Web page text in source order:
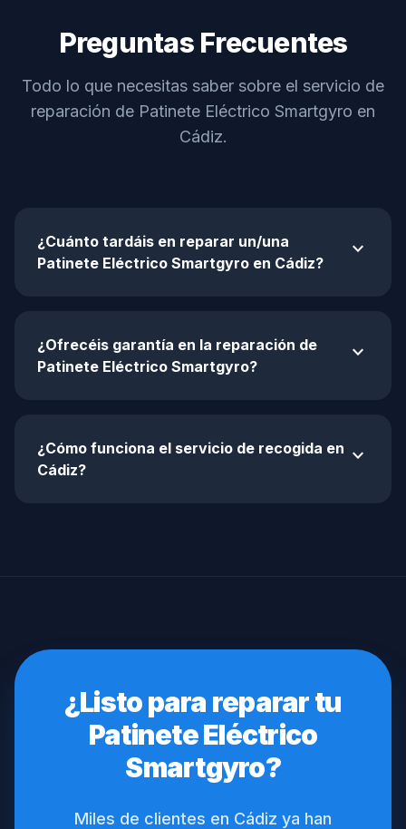
Preguntas Frecuentes
Todo lo que necesitas saber sobre el servicio de
reparación de Patinete Eléctrico Smartgyro en
Cádiz.
¿Cuánto tardáis en reparar un/una
Patinete Eléctrico Smartgyro en Cádiz?
expand_more
¿Ofrecéis garantía en la reparación de
Patinete Eléctrico Smartgyro?
expand_more
¿Cómo funciona el servicio de recogida en
Cádiz?
expand_more
¿Listo para reparar tu
Patinete Eléctrico
Smartgyro?
Miles de clientes en Cádiz ya han